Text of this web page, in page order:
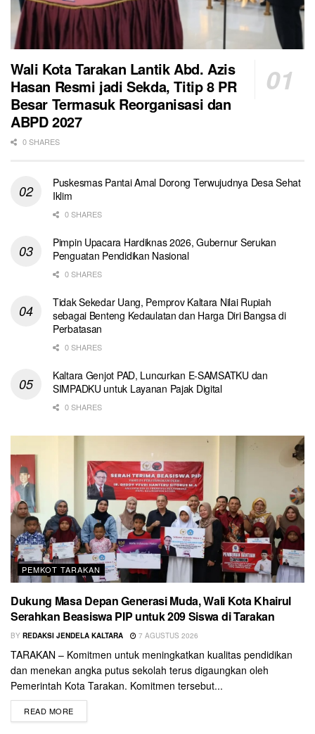
Wali Kota Tarakan Lantik Abd. Azis
Hasan Resmi jadi Sekda, Titip 8 PR
Besar Termasuk Reorganisasi dan
ABPD 2027
0 SHARES
Puskesmas Pantai Amal Dorong Terwujudnya Desa Sehat
Iklim
0 SHARES
Pimpin Upacara Hardiknas 2026, Gubernur Serukan
Penguatan Pendidikan Nasional
0 SHARES
Tidak Sekedar Uang, Pemprov Kaltara Nilai Rupiah
sebagai Benteng Kedaulatan dan Harga Diri Bangsa di
Perbatasan
0 SHARES
Kaltara Genjot PAD, Luncurkan E-SAMSATKU dan
SIMPADKU untuk Layanan Pajak Digital
0 SHARES
PEMKOT TARAKAN
Dukung Masa Depan Generasi Muda, Wali Kota Khairul
Serahkan Beasiswa PIP untuk 209 Siswa di Tarakan
BY REDAKSI JENDELA KALTARA 7 AGUSTUS 2026
TARAKAN – Komitmen untuk meningkatkan kualitas pendidikan
dan menekan angka putus sekolah terus digaungkan oleh
Pemerintah Kota Tarakan. Komitmen tersebut...
READ MORE